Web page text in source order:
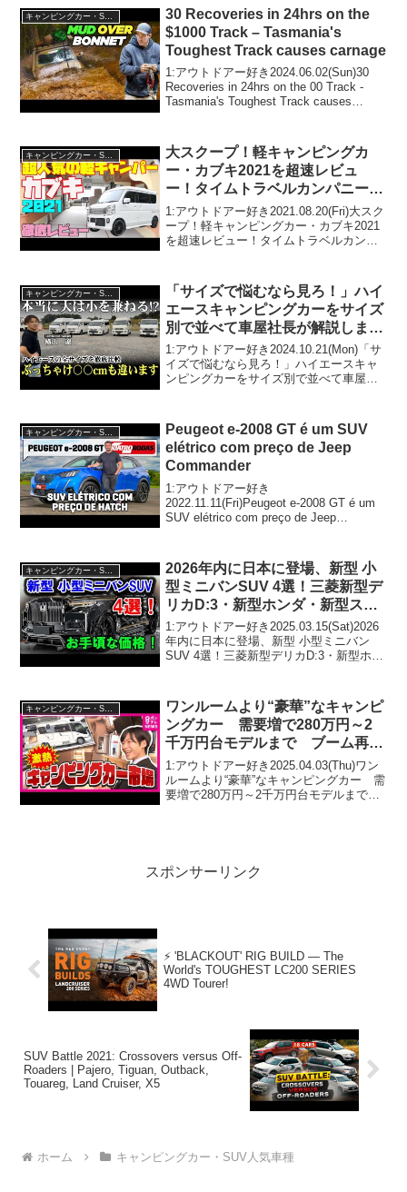
キャンピングカー・SUV人気車種
30 Recoveries in 24hrs on the
$1000 Track – Tasmania's
Toughest Track causes carnage
1:アウトドアー好き2024.06.02(Sun)30
Recoveries in 24hrs on the 00 Track -
Tasmania's Toughest Track causes
大スクープ！軽キャンピングカ
ー・カブキ2021を超速レビュ
ー！タイムトラベルカンパニー
製・スズキ・エブリイベースの超
絶人気な軽バンコン！車中泊や道
の駅めぐりなどのアウトドア遊
1:アウトドアー好き2021.08.20(Fri)大スク
ープ！軽キャンピングカー・カブキ2021
を超速レビュー！タイムトラベルカンパ
りなどのアウトドア遊び、テレワーク
に...
キャンピングカー・SUV人気車種
「サイズで悩むなら見ろ！」ハイ
エースキャンピングカーをサイズ
別で並べて車屋社長が解説しま
す！
1:アウトドアー好き2024.10.21(Mon)「サ
イズで悩むなら見ろ！」ハイエースキャ
ンピングカーをサイズ別で並べて車屋社
き2024.10.21(Mon)この動画...
Peugeot e-2008 GT é um SUV
elétrico com preço de Jeep
Commander
1:アウトドアー好き
2022.11.11(Fri)Peugeot e-2008 GT é um
SUV elétrico com preço de Jeep
2026年内に日本に登場、新型 小
型ミニバンSUV 4選！三菱新型デ
リカD:3・新型ホンダ・新型スズ
キ・新型トヨタ。。。自動車業界
を揺るがす！
1:アウトドアー好き2025.03.15(Sat)2026
年内に日本に登場、新型 小型ミニバン
SUV 4選！三菱新型デリカD:3・新型ホン
いぞ、見逃さないで！！2:アウ...
キャンピングカー・SUV人気車種
ワンルームより“豪華”なキャンピ
ングカー 需要増で280万円～2
千万円台モデルまで ブーム再来
の理由〈カンテレNEWS〉
1:アウトドアー好き2025.04.03(Thu)ワン
ルームより“豪華”なキャンピングカー 需
要増で280万円～2千万円台モデルまで
スポンサーリンク
⚡ 'BLACKOUT' RIG BUILD — The
World's TOUGHEST LC200 SERIES
4WD Tourer!
SUV Battle 2021: Crossovers versus Off-
Roaders | Pajero, Tiguan, Outback,
Touareg, Land Cruiser, X5
ホーム キャンピングカー・SUV人気車種